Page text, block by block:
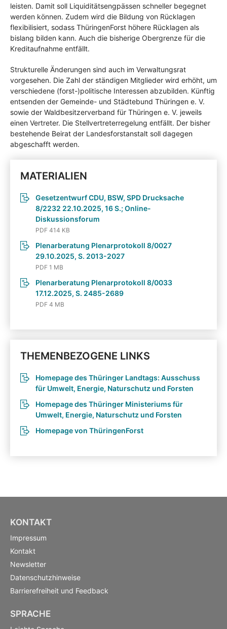
leisten. Damit soll Liquiditätsengpässen schneller begegnet
werden können. Zudem wird die Bildung von Rücklagen
flexibilisiert, sodass ThüringenForst höhere Rücklagen als
bislang bilden kann. Auch die bisherige Obergrenze für die
Kreditaufnahme entfällt.
Strukturelle Änderungen sind auch im Verwaltungsrat
vorgesehen. Die Zahl der ständigen Mitglieder wird erhöht, um
verschiedene (forst-)politische Interessen abzubilden. Künftig
entsenden der Gemeinde- und Städtebund Thüringen e. V.
sowie der Waldbesitzerverband für Thüringen e. V. jeweils
einen Vertreter. Die Stellvertreterregelung entfällt. Der bisher
bestehende Beirat der Landesforstanstalt soll dagegen
abgeschafft werden.
MATERIALIEN
Gesetzentwurf CDU, BSW, SPD Drucksache
8/2232 22.10.2025, 16 S.; Online-
Diskussionsforum
PDF 414 KB
Plenarberatung Plenarprotokoll 8/0027
29.10.2025, S. 2013-2027
PDF 1 MB
Plenarberatung Plenarprotokoll 8/0033
17.12.2025, S. 2485-2689
PDF 4 MB
THEMENBEZOGENE LINKS
Homepage des Thüringer Landtags: Ausschuss
für Umwelt, Energie, Naturschutz und Forsten
Homepage des Thüringer Ministeriums für
Umwelt, Energie, Naturschutz und Forsten
Homepage von ThüringenForst
KONTAKT
Impressum
Kontakt
Newsletter
Datenschutzhinweise
Barrierefreiheit und Feedback
SPRACHE